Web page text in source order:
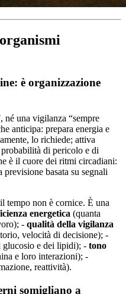
è organizzazione
né una vigilanza “sempre
anticipa: prepara energia e
lo richiede; attiva
di pericolo e di
è il cuore dei ritmi circadiani:
basata su segnali
tempo non è cornice. È una
energetica (quanta
- qualità della vigilanza
velocità di decisione); -
glucosio e dei lipidi); - tono
e loro interazioni); -
reattività).
somigliano a